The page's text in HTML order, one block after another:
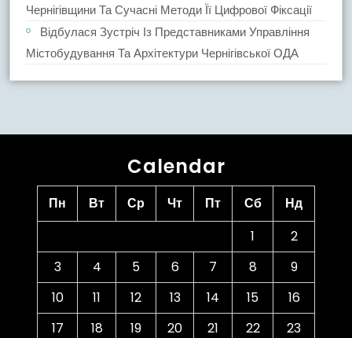
Чернігівщини Та Сучасні Методи Її Цифрової Фіксації
Відбулася Зустріч Із Представниками Управління
Містобудування Та Архітектури Чернігівської ОДА
Calendar
Пн Вт Ср Чт Пт Сб
Нд
1
2
3
4 5 6 7 8
9
10
11 12 13 14 15
16
17
18 19 20 21 22
23